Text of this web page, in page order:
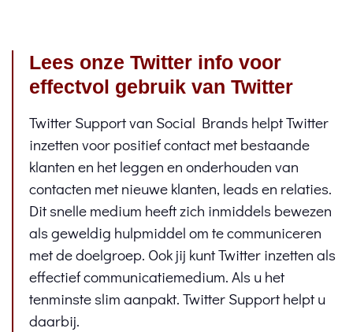
Lees onze Twitter info voor
effectvol gebruik van Twitter
Twitter Support van Social Brands helpt Twitter
inzetten voor positief contact met bestaande
klanten en het leggen en onderhouden van
contacten met nieuwe klanten, leads en relaties.
Dit snelle medium heeft zich inmiddels bewezen
als geweldig hulpmiddel om te communiceren
met de doelgroep. Ook jij kunt Twitter inzetten als
effectief communicatiemedium. Als u het
tenminste slim aanpakt. Twitter Support helpt u
daarbij.